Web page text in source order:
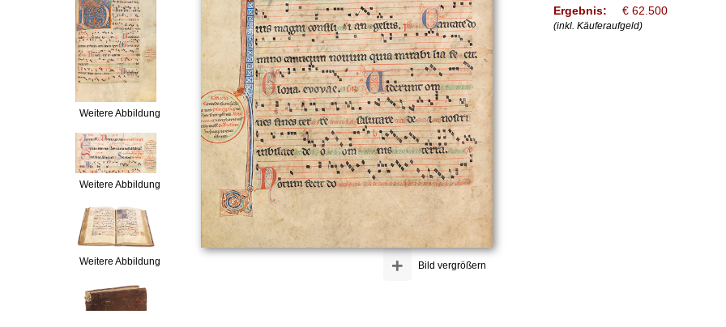
Weitere Abbildung
Weitere Abbildung
Weitere Abbildung Bild vergrößern
+
Ergebnis:
€ 62.500
(inkl. Käuferaufgeld)